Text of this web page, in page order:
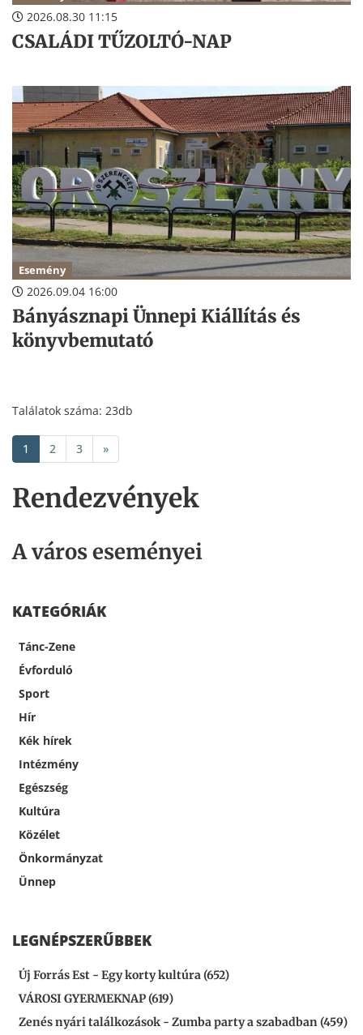
Rendezvények
A város eseményei
KATEGÓRIÁK
Tánc-Zene
Évforduló
Sport
Hír
Kék hírek
Intézmény
Egészség
Kultúra
Közélet
Önkormányzat
Ünnep
LEGNÉPSZERŰBBEK
Új Forrás Est - Egy korty kultúra (652)
VÁROSI GYERMEKNAP (619)
Zenés nyári találkozások - Zumba party a szabadban (459)
2026.08.30 11:15
CSALÁDI TŰZOLTÓ-NAP
Esemény
2026.09.04 16:00
Bányásznapi Ünnepi Kiállítás és
könyvbemutató
Találatok száma: 23db
1 2 3 »